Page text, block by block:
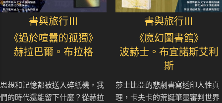
書與旅行Ⅲ
《過於喧囂的孤獨》
赫拉巴爾。布拉格
思想和記憶都被送入碎紙機，我
們的時代還能留下什麼？從赫拉
書與旅行Ⅲ
《魔幻圖書館》
波赫士。布宜諾斯艾利
斯
莎士比亞的悲劇書寫透印人性真
理，卡夫卡的荒誕筆墨審判世界